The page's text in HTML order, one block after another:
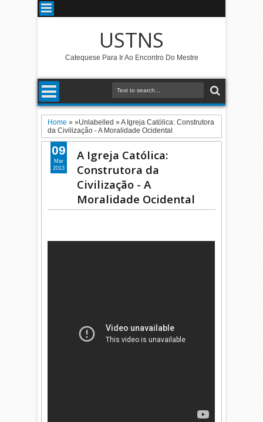
USTNS
Catequese Para Ir Ao Encontro Do Mestre
Home » »Unlabelled »A Igreja Católica: Construtora
da Civilização - A Moralidade Ocidental
A Igreja Católica:
Construtora da
Civilização - A
Moralidade Ocidental
09
Mar
2013